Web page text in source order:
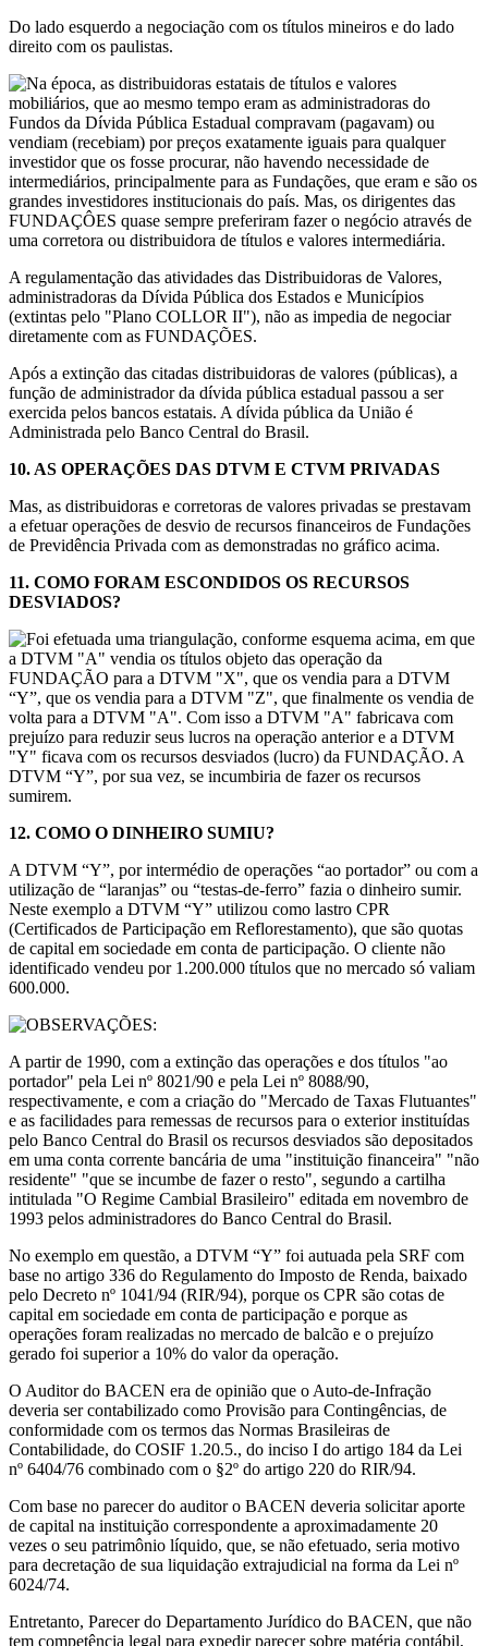
Do lado esquerdo a negociação com os títulos mineiros e do lado
direito com os paulistas.
Na época, as distribuidoras estatais de títulos e valores
mobiliários, que ao mesmo tempo eram as administradoras do
Fundos da Dívida Pública Estadual compravam (pagavam) ou
vendiam (recebiam) por preços exatamente iguais para qualquer
investidor que os fosse procurar, não havendo necessidade de
intermediários, principalmente para as Fundações, que eram e são os
grandes investidores institucionais do país. Mas, os dirigentes das
FUNDAÇÔES quase sempre preferiram fazer o negócio através de
uma corretora ou distribuidora de títulos e valores intermediária.
A regulamentação das atividades das Distribuidoras de Valores,
administradoras da Dívida Pública dos Estados e Municípios
(extintas pelo "Plano COLLOR II"), não as impedia de negociar
diretamente com as FUNDAÇÕES.
Após a extinção das citadas distribuidoras de valores (públicas), a
função de administrador da dívida pública estadual passou a ser
exercida pelos bancos estatais. A dívida pública da União é
Administrada pelo Banco Central do Brasil.
10. AS OPERAÇÕES DAS DTVM E CTVM PRIVADAS
Mas, as distribuidoras e corretoras de valores privadas se prestavam
a efetuar operações de desvio de recursos financeiros de Fundações
de Previdência Privada com as demonstradas no gráfico acima.
11. COMO FORAM ESCONDIDOS OS RECURSOS
DESVIADOS?
Foi efetuada uma triangulação, conforme esquema acima, em que
a DTVM "A" vendia os títulos objeto das operação da
FUNDAÇÃO para a DTVM "X", que os vendia para a DTVM
“Y”, que os vendia para a DTVM "Z", que finalmente os vendia de
volta para a DTVM "A". Com isso a DTVM "A" fabricava com
prejuízo para reduzir seus lucros na operação anterior e a DTVM
"Y" ficava com os recursos desviados (lucro) da FUNDAÇÃO. A
DTVM “Y”, por sua vez, se incumbiria de fazer os recursos
sumirem.
12. COMO O DINHEIRO SUMIU?
A DTVM “Y”, por intermédio de operações “ao portador” ou com a
utilização de “laranjas” ou “testas-de-ferro” fazia o dinheiro sumir.
Neste exemplo a DTVM “Y” utilizou como lastro CPR
(Certificados de Participação em Reflorestamento), que são quotas
de capital em sociedade em conta de participação. O cliente não
identificado vendeu por 1.200.000 títulos que no mercado só valiam
600.000.
OBSERVAÇÕES:
A partir de 1990, com a extinção das operações e dos títulos "ao
portador" pela Lei nº 8021/90 e pela Lei nº 8088/90,
respectivamente, e com a criação do "Mercado de Taxas Flutuantes"
e as facilidades para remessas de recursos para o exterior instituídas
pelo Banco Central do Brasil os recursos desviados são depositados
em uma conta corrente bancária de uma "instituição financeira" "não
residente" "que se incumbe de fazer o resto", segundo a cartilha
intitulada "O Regime Cambial Brasileiro" editada em novembro de
1993 pelos administradores do Banco Central do Brasil.
No exemplo em questão, a DTVM “Y” foi autuada pela SRF com
base no artigo 336 do Regulamento do Imposto de Renda, baixado
pelo Decreto nº 1041/94 (RIR/94), porque os CPR são cotas de
capital em sociedade em conta de participação e porque as
operações foram realizadas no mercado de balcão e o prejuízo
gerado foi superior a 10% do valor da operação.
O Auditor do BACEN era de opinião que o Auto-de-Infração
deveria ser contabilizado como Provisão para Contingências, de
conformidade com os termos das Normas Brasileiras de
Contabilidade, do COSIF 1.20.5., do inciso I do artigo 184 da Lei
nº 6404/76 combinado com o §2º do artigo 220 do RIR/94.
Com base no parecer do auditor o BACEN deveria solicitar aporte
de capital na instituição correspondente a aproximadamente 20
vezes o seu patrimônio líquido, que, se não efetuado, seria motivo
para decretação de sua liquidação extrajudicial na forma da Lei nº
6024/74.
Entretanto, Parecer do Departamento Jurídico do BACEN, que não
tem competência legal para expedir parecer sobre matéria contábil,